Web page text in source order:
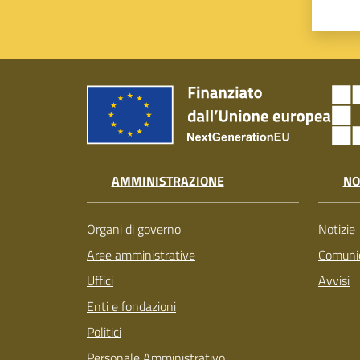
AMMINISTRAZIONE
Organi di governo
Aree amministrative
Uffici
Enti e fondazioni
Politici
Notizie
Avvisi